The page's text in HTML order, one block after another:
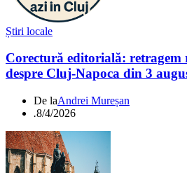
Știri locale
Corectură editorială: retragem
despre Cluj-Napoca din 3
De laAndrei Mureșan
.8/4/2026